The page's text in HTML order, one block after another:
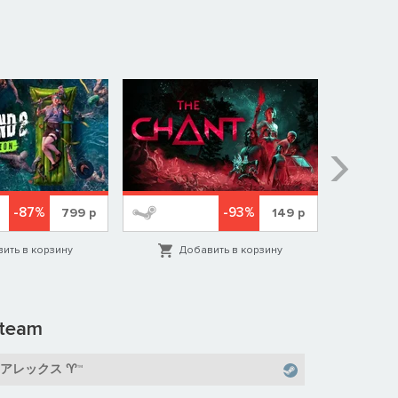
-87% 799 р
в корзину
-93% 149 р
Добавить в корзину
ックス ♈™